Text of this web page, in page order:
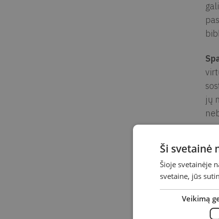
jų
Ši svetainė
Šioje svetainėje
svetaine, jūs
Veikimą